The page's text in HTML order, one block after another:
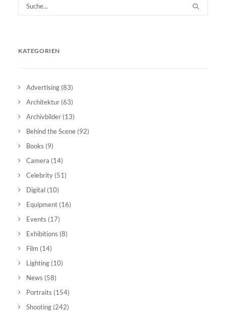
KATEGORIEN
Advertising (83)
Architektur (63)
Archivbilder (13)
Behind the Scene (92)
Books (9)
Camera (14)
Celebrity (51)
Digital (10)
Equipment (16)
Events (17)
Exhibitions (8)
Film (14)
Lighting (10)
News (58)
Portraits (154)
Shooting (242)